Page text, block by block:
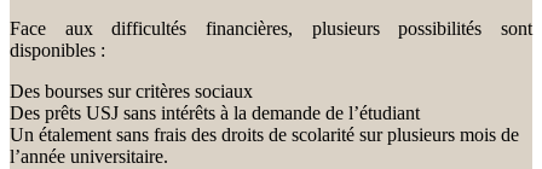
Face aux difficultés financières, plusieurs possibilités sont
disponibles :
Des bourses sur critères sociaux
Des prêts USJ sans intérêts à la demande de l’étudiant
Un étalement sans frais des droits de scolarité sur plusieurs mois de
l’année universitaire.